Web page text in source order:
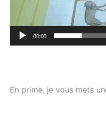
00:00
En prime, je vous mets